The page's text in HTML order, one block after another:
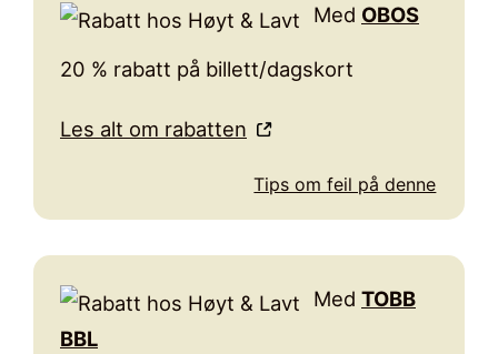
Med OBOS
20 % rabatt på billett/dagskort
Les alt om rabatten
Tips om feil på denne
Med TOBB
BBL